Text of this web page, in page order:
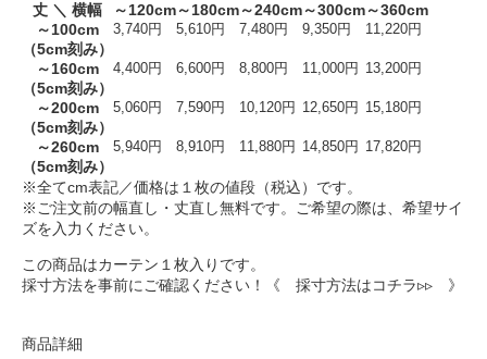
丈 ＼ 横幅
～120cm～180cm～240cm～300cm～360cm
～100cm
（5cm刻み）
3,740円 5,610円 7,480円 9,350円 11,220円
～160cm
（5cm刻み）
4,400円 6,600円 8,800円 11,000円 13,200円
～200cm
（5cm刻み）
5,060円 7,590円 10,120円 12,650円 15,180円
～260cm
（5cm刻み）
5,940円 8,910円 11,880円 14,850円 17,820円
※全てcm表記／価格は１枚の値段（税込）です。
※ご注文前の幅直し・丈直し無料です。ご希望の際は、希望サイ
ズを入力ください。
この商品はカーテン１枚入りです。
採寸方法を事前にご確認ください！
《 採寸方法はコチラ▹▹ 》
商品詳細